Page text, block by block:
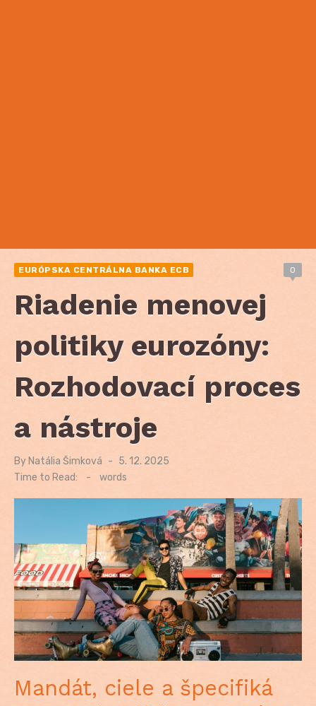
EURÓPSKA CENTRÁLNA BANKA ECB 0
Riadenie menovej
politiky eurozóny:
Rozhodovací proces
a nástroje
By Natália Šimková
Posted
on
5. 12. 2025
Time to Read:
- words
Mandát, ciele a špecifiká